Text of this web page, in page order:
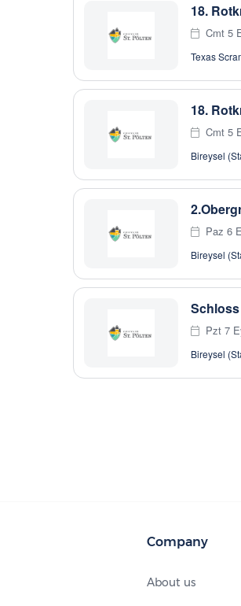
18.
Cmt 5
Texas
18.
Cmt 5
Bireysel
Paz 6
Bireysel
Pzt 7
Bireysel
Company
About us